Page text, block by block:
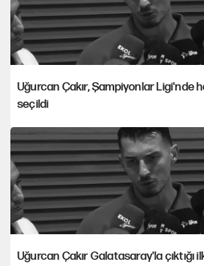
Uğurcan Çakır, Şampiyonlar Ligi'nde
seçildi
Uğurcan Çakır Galatasaray'la çıktığı